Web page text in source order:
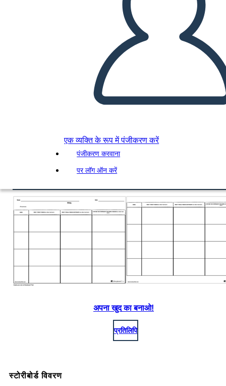
एक व्यक्ति के रूप में पंजीकरण करें
पंजीकरण करवाना
पर लॉग ऑन करें
अपना खुद का बनाओ!
प्रतिलिपि
स्टोरीबोर्ड विवरण